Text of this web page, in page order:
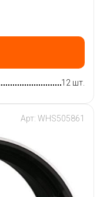
12 шт.
Арт: WHS505861